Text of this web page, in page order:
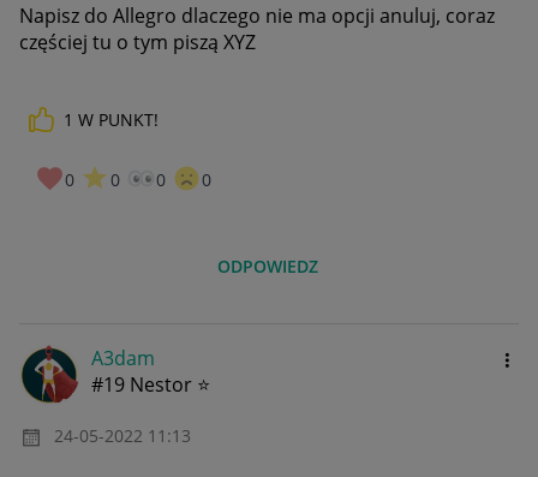
Napisz do Allegro dlaczego nie ma opcji anuluj, coraz
częściej tu o tym piszą XYZ
1 W PUNKT!
0 0 0 0
ODPOWIEDZ
A3dam
#19 Nestor ⭐
‎24-05-2022 11:13